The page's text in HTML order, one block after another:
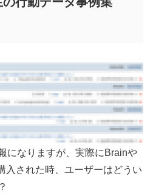
になりますが、実際にBrainや
入された時、ユーザーはどうい